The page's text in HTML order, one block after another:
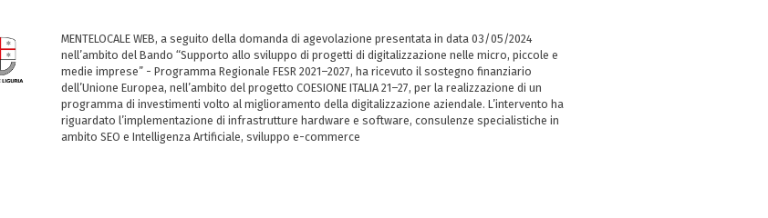
MENTELOCALE WEB, a seguito della domanda di agevolazione presentata in data 03/05/2024
nell’ambito del Bando “Supporto allo sviluppo di progetti di digitalizzazione nelle micro, piccole e
medie imprese” - Programma Regionale FESR 2021–2027, ha ricevuto il sostegno finanziario
dell’Unione Europea, nell’ambito del progetto COESIONE ITALIA 21–27, per la realizzazione di un
programma di investimenti volto al miglioramento della digitalizzazione aziendale. L’intervento ha
riguardato l’implementazione di infrastrutture hardware e software, consulenze specialistiche in
ambito SEO e Intelligenza Artificiale, sviluppo e-commerce